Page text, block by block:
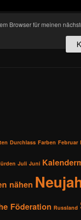
Browser für meinen
Durchlass Farben Februar
Juli Juni
nähen
Föderation Russland